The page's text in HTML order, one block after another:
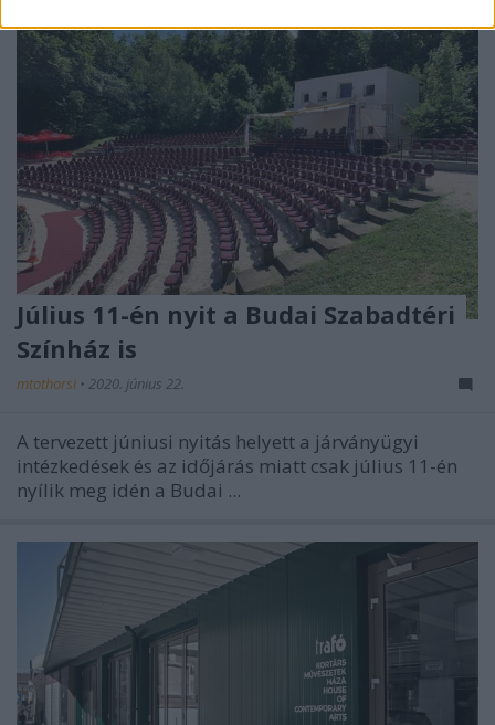
Július 11-én nyit a Budai Szabadtéri
Színház is
mtothorsi • 2020. június 22.
A tervezett júniusi nyitás helyett a járványügyi
intézkedések és az időjárás miatt csak július 11-én
nyílik meg idén a Budai ...